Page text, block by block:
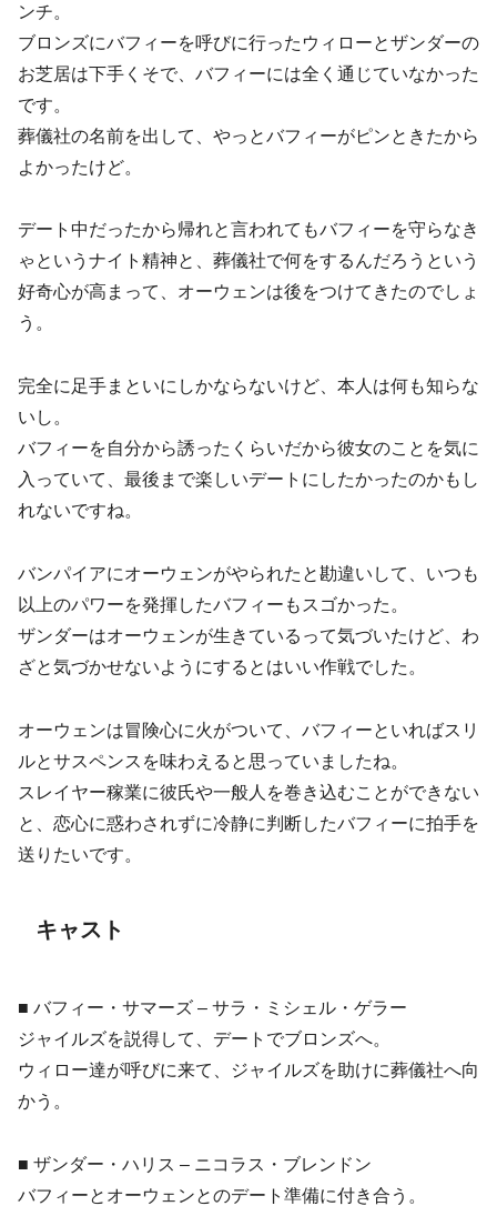
ンチ。
ブロンズにバフィーを呼びに行ったウィローとザンダーの
お芝居は下手くそで、バフィーには全く通じていなかった
です。
葬儀社の名前を出して、やっとバフィーがピンときたから
よかったけど。
デート中だったから帰れと言われてもバフィーを守らなき
ゃというナイト精神と、葬儀社で何をするんだろうという
好奇心が高まって、オーウェンは後をつけてきたのでしょ
う。
完全に足手まといにしかならないけど、本人は何も知らな
いし。
バフィーを自分から誘ったくらいだから彼女のことを気に
入っていて、最後まで楽しいデートにしたかったのかもし
れないですね。
バンパイアにオーウェンがやられたと勘違いして、いつも
以上のパワーを発揮したバフィーもスゴかった。
ザンダーはオーウェンが生きているって気づいたけど、わ
ざと気づかせないようにするとはいい作戦でした。
オーウェンは冒険心に火がついて、バフィーといればスリ
ルとサスペンスを味わえると思っていましたね。
スレイヤー稼業に彼氏や一般人を巻き込むことができない
と、恋心に惑わされずに冷静に判断したバフィーに拍手を
送りたいです。
キャスト
■ バフィー・サマーズ – サラ・ミシェル・ゲラー
ジャイルズを説得して、デートでブロンズへ。
ウィロー達が呼びに来て、ジャイルズを助けに葬儀社へ向
かう。
■ ザンダー・ハリス – ニコラス・ブレンドン
バフィーとオーウェンとのデート準備に付き合う。